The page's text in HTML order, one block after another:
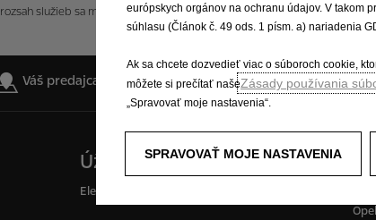
služieb sa môžu v jednotlivých krajinách a vozidlách líšiť. Voliteľná
Váš predajca Skladové vozidlá
Úžitkové vozidlá
Elektrické dodávky a minibusy
európskych orgánov na ochranu údajov. V takom
súhlasu (Článok č. 49 ods. 1 písm. a) nariadenia
Ak sa chcete dozvedieť viac o súboroch cookie,
môžete si prečítať našeZásady používania
„Spravovať moje nastavenia“.
SPRAVOVAŤ MOJE NASTAVENIA